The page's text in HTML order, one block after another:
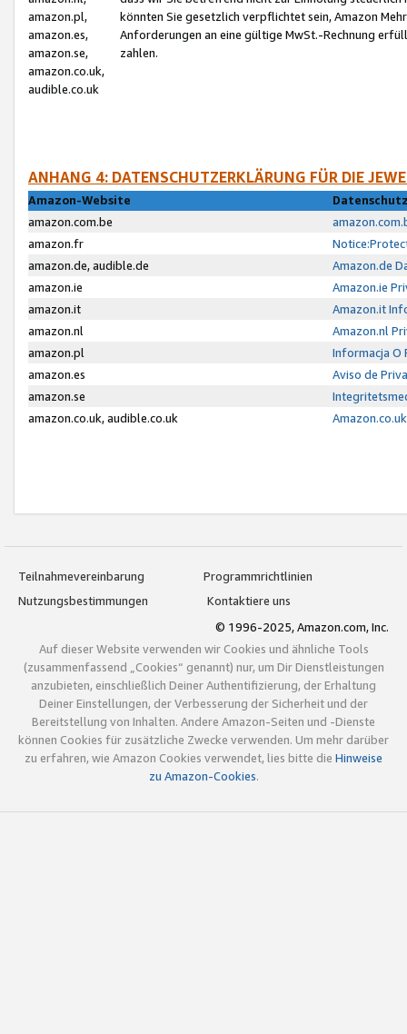
amazon.pl,
amazon.es,
amazon.se,
amazon.co.uk,
audible.co.uk
könnten Sie gesetzlich verpflichtet sein, Amazon
Anforderungen an eine gültige MwSt.-Rechnung
zahlen.
ANHANG 4: DATENSCHUTZERKLÄRUNG FÜR DIE
Amazon-Website
amazon.com.be
amazon.fr
amazon.de, audible.de
Amazon.de
amazon.ie
Amazon.ie
amazon.it
Amazon.it
amazon.nl
Amazon.nl
amazon.pl
Informacja O
amazon.es
Aviso de
amazon.se
amazon.co.uk, audible.co.uk
Teilnahmevereinbarung
Programmrichtlinien
Nutzungsbestimmungen
Kontaktiere uns
© 1996-2025, Amazon.com, Inc.
Auf dieser Website verwenden wir Cookies und ähnliche Tools
(zusammenfassend „Cookies“ genannt) nur, um Dir Dienstleistungen
anzubieten, einschließlich Deiner Authentifizierung, der Erhaltung
Deiner Einstellungen, der Verbesserung der Sicherheit und der
Bereitstellung von Inhalten. Andere Amazon-Seiten und -Dienste
können Cookies für zusätzliche Zwecke verwenden. Um mehr darüber
zu erfahren, wie Amazon Cookies verwendet, lies bitte die Hinweise
zu Amazon-Cookies.